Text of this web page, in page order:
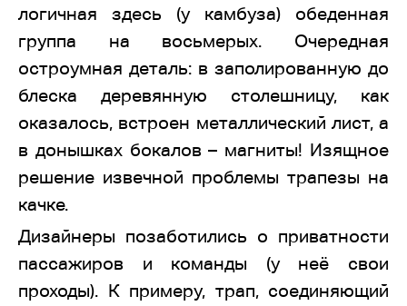
логичная здесь (у камбуза) обеденная
группа на восьмерых. Очередная
остроумная деталь: в заполированную до
блеска деревянную столешницу, как
оказалось, встроен металлический лист, а
в донышках бокалов – магниты! Изящное
решение извечной проблемы трапезы на
качке.
Дизайнеры позаботились о приватности
пассажиров и команды (у неё свои
проходы). К примеру, трап, соединяющий